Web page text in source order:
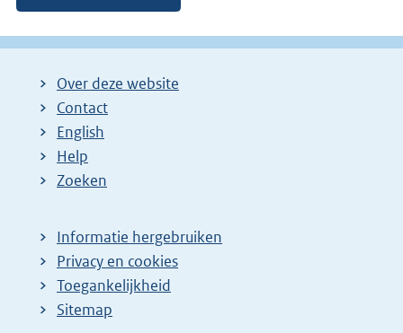
Over deze website
Contact
English
Help
Zoeken
Informatie hergebruiken
Privacy en cookies
Toegankelijkheid
Sitemap